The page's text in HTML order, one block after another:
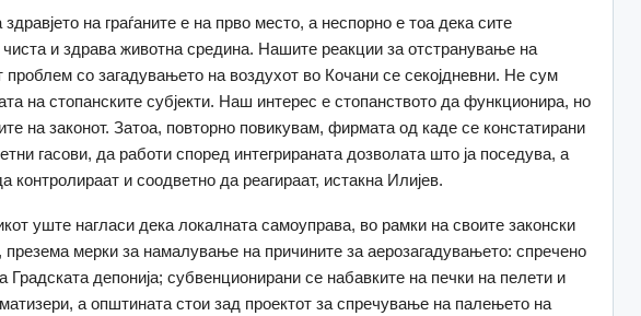
на граѓаните е на прво место, а неспорно е тоа дека сите
и здрава животна средина. Нашите реакции за отстранување на
проблем со загадувањето на воздухот во Кочани се секојдневни. Не сум
на стопанските субјекти. Наш интерес е стопанството да функционира, но
на законот. Затоа, повторно повикувам, фирмата од каде се констатирани
гасови, да работи според интегрираната дозволата што ја поседува, а
контролираат и соодветно да реагираат, истакна Илијев.
уште нагласи дека локалната самоуправа, во рамки на своите законски
мерки за намалување на причините за аерозагадувањето: спречено
Градската депонија; субвенционирани се набавките на печки на пелети и
а општината стои зад проектот за спречување на палењето на